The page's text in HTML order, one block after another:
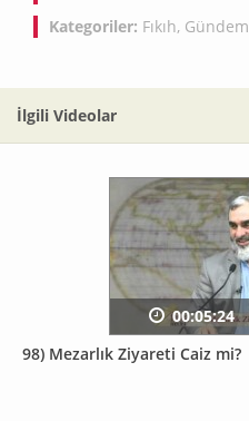
Kategoriler: Fıkıh, Gündem
İlgili Videolar
98) Mezarlık Ziyareti Caiz mi?
00:05:24